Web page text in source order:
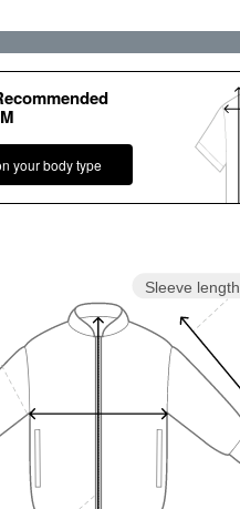
M
your body type
Sleeve length